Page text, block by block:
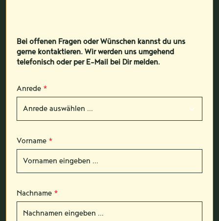
Bei offenen Fragen oder Wünschen kannst du uns
gerne kontaktieren. Wir werden uns umgehend
telefonisch oder per E-Mail bei Dir melden.
Anrede *
Vorname *
Nachname *